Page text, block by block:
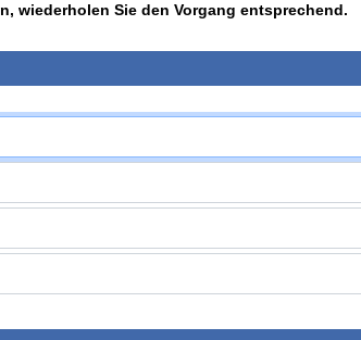
wiederholen Sie den Vorgang entsprechend.